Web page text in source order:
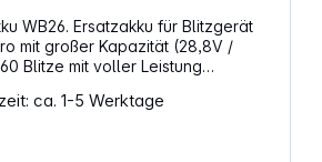
WB26. Ersatzakku für Blitzgerät
mit großer Kapazität (28,8V /
Blitze mit voller Leistung
(0,01 - 0,9
ca. 1-5 Werktage